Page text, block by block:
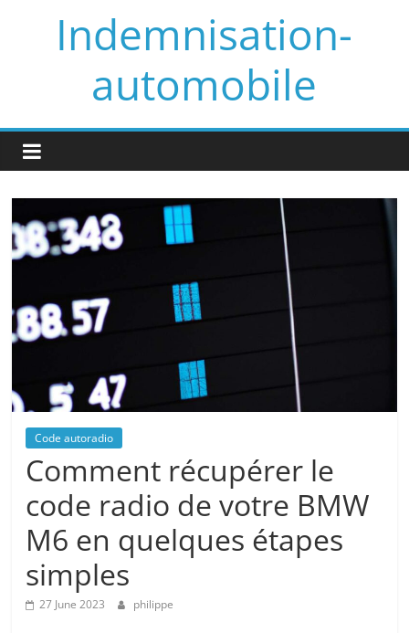
Indemnisation-
automobile
Code autoradio
Comment récupérer le
code radio de votre BMW
M6 en quelques étapes
simples
27 June 2023 philippe